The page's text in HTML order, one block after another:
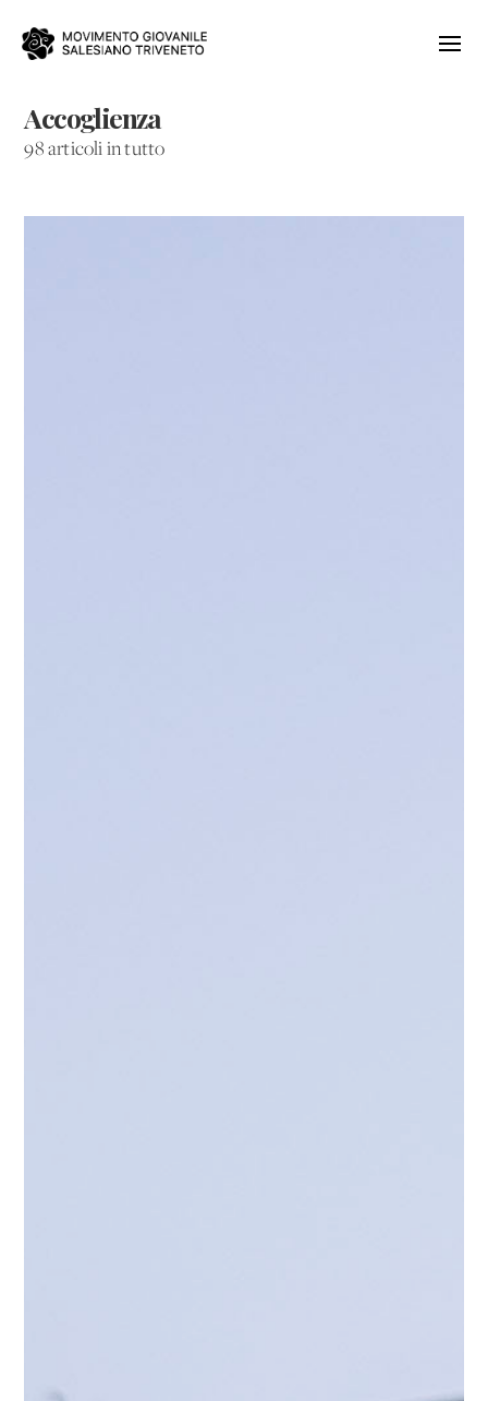
Accoglienza
98 articoli in tutto